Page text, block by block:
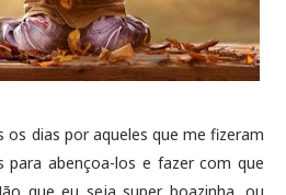
os dias por aqueles que me fizeram
para abençoa-los e fazer com que